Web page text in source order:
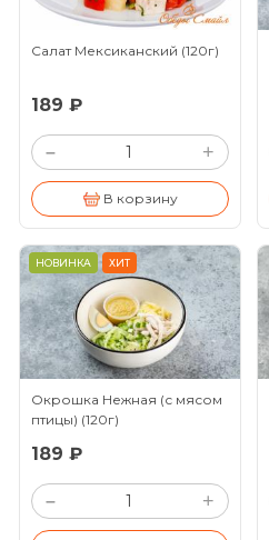
Салат Мексиканский (120г)
189 ₽
– +
В корзину
НОВИНКА ХИТ
Окрошка Нежная (с мясом
птицы) (120г)
189 ₽
– +